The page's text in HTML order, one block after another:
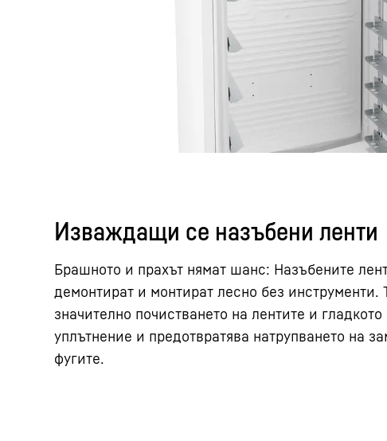
Изваждащи се назъбени ленти
Брашното и прахът нямат шанс: Назъбените
демонтират и монтират лесно без инструменти.
значително почистването на лентите и
уплътнение и предотвратява натрупването на
фугите.